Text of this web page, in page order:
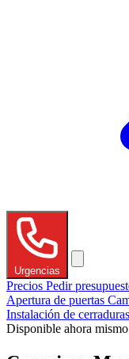
Urgencias
Precios Pedir
Apertura de puertas
Instalación de cerraduras
Disponible ahora mismo